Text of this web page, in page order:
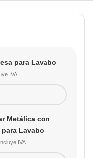
Llave Pressmatic de
para Lavabo
IVA
Metálica con
Lavabo
IVA